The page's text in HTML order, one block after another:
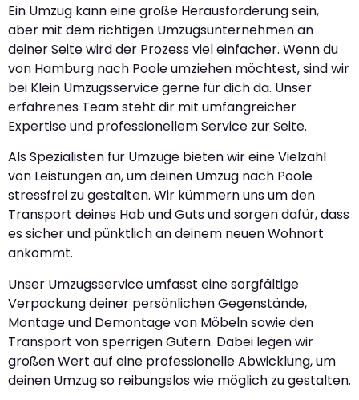
Ein Umzug kann eine große Herausforderung sein,
aber mit dem richtigen Umzugsunternehmen an
deiner Seite wird der Prozess viel einfacher. Wenn du
von Hamburg nach Poole umziehen möchtest, sind wir
bei Klein Umzugsservice gerne für dich da. Unser
erfahrenes Team steht dir mit umfangreicher
Expertise und professionellem Service zur Seite.
Als Spezialisten für Umzüge bieten wir eine Vielzahl
von Leistungen an, um deinen Umzug nach Poole
stressfrei zu gestalten. Wir kümmern uns um den
Transport deines Hab und Guts und sorgen dafür, dass
es sicher und pünktlich an deinem neuen Wohnort
ankommt.
Unser Umzugsservice umfasst eine sorgfältige
Verpackung deiner persönlichen Gegenstände,
Montage und Demontage von Möbeln sowie den
Transport von sperrigen Gütern. Dabei legen wir
großen Wert auf eine professionelle Abwicklung, um
deinen Umzug so reibungslos wie möglich zu gestalten.